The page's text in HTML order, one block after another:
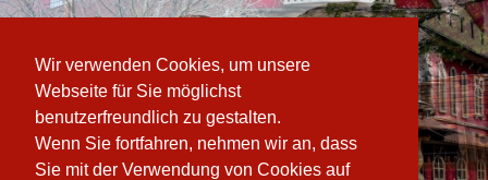
Wir verwenden Cookies, um unsere
Webseite für Sie möglichst
benutzerfreundlich zu gestalten.
Wenn Sie fortfahren, nehmen wir an, dass
Sie mit der Verwendung von Cookies auf